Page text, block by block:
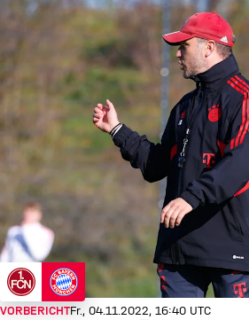
VORBERICHTFr., 04.11.2022, 16:40 UTC